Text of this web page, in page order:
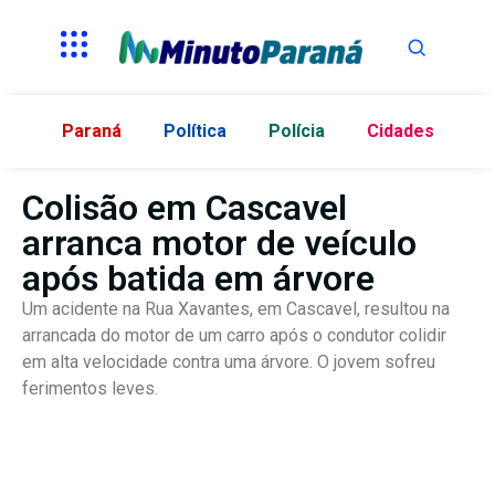
Paraná Política Polícia Cidades
Colisão em Cascavel
arranca motor de veículo
após batida em árvore
Um acidente na Rua Xavantes, em Cascavel, resultou na
arrancada do motor de um carro após o condutor colidir
em alta velocidade contra uma árvore. O jovem sofreu
ferimentos leves.